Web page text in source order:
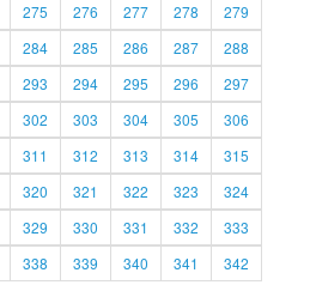
275 276 277 278
279
284 285 286 287
288
293 294 295 296
297
302 303 304 305
306
311 312 313 314
315
320 321 322 323
324
329 330 331 332
333
338 339 340 341 342